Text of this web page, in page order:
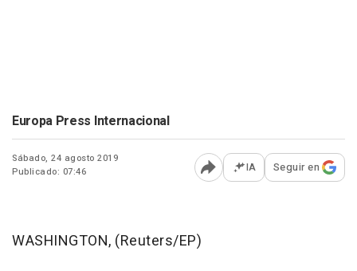
Europa Press Internacional
Sábado, 24 agosto 2019
Publicado: 07:46
Abrir opciones para
IA Seguir en
WASHINGTON, (Reuters/EP)